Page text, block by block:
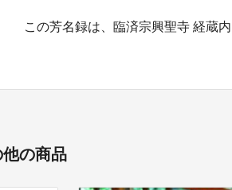
この芳名録は、臨済宗興聖寺 経蔵
の商品